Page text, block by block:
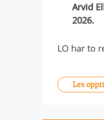
Arvid
2026.
LO har to
Les